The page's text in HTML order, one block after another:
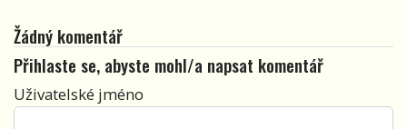
Žádný komentář
Přihlaste se, abyste mohl/a napsat komentář
Uživatelské jméno